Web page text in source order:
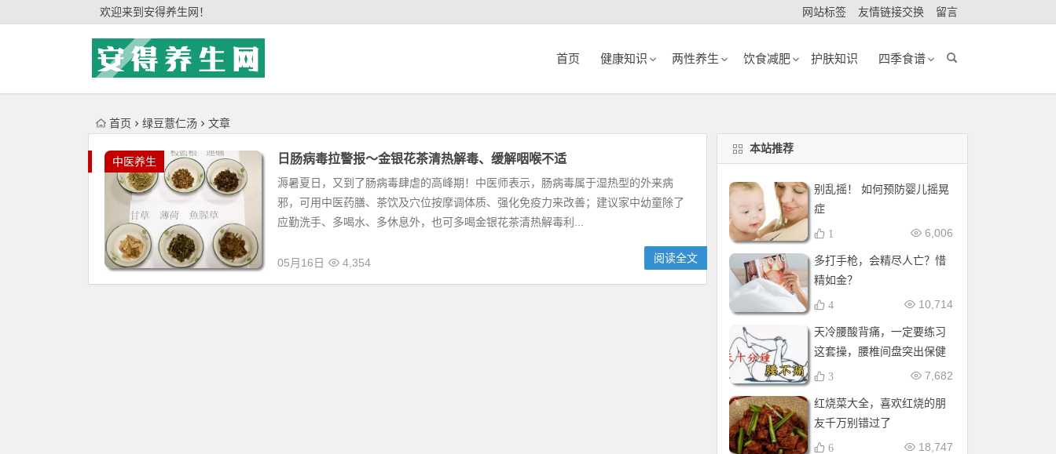
欢迎来到安得养生网！ 网站标签 友情链接交换 留言
首页 健康知识 两性养生 饮食减肥 护肤知识 四季食谱
首页 绿豆薏仁汤 文章
中医养生 日肠病毒拉警报〜金银花茶清热解毒、缓解咽喉不适
溽暑夏日，又到了肠病毒肆虐的高峰期！中医师表示，肠病毒属于湿热型的外来病
邪，可用中医药膳、茶饮及穴位按摩调体质、强化免疫力来改善；建议家中幼童除了
应勤洗手、多喝水、多休息外，也可多喝金银花茶清热解毒利...
05月16日 4,354 阅读全文
本站推荐
别乱摇！ 如何预防婴儿摇晃
症
6,006
1
多打手枪，会精尽人亡？惜
精如金？
10,714
4
天冷腰酸背痛，一定要练习
这套操，腰椎间盘突出保健
操，全套收好！每天十分钟
7,682
3
红烧菜大全，喜欢红烧的朋
友千万别错过了
18,747
6